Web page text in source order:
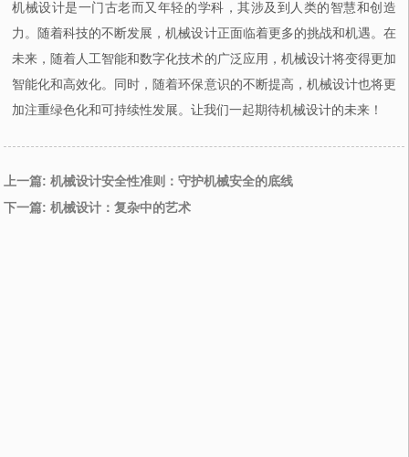
机械设计是一门古老而又年轻的学科，其涉及到人类的智慧和创造
力。随着科技的不断发展，机械设计正面临着更多的挑战和机遇。在
未来，随着人工智能和数字化技术的广泛应用，机械设计将变得更加
智能化和高效化。同时，随着环保意识的不断提高，机械设计也将更
加注重绿色化和可持续性发展。让我们一起期待机械设计的未来！
上一篇: 机械设计安全性准则：守护机械安全的底线
下一篇: 机械设计：复杂中的艺术